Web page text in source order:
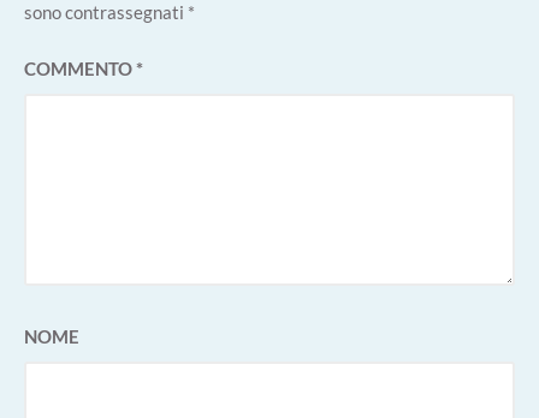
sono contrassegnati *
COMMENTO*
NOME